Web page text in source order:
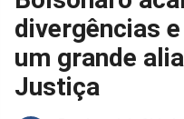
no
Facebook
no
Whatsapp
no
divergências
um grande
Justiça